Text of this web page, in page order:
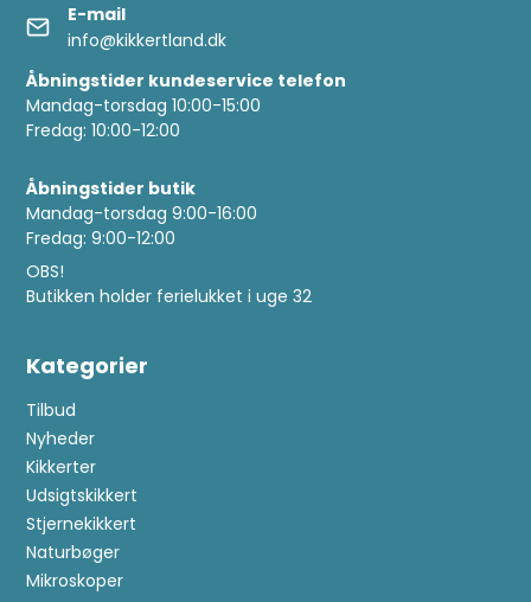
E-mail
info@kikkertland.dk
Åbningstider kundeservice telefon
Mandag-torsdag 10:00-15:00
Fredag: 10:00-12:00
Åbningstider butik
Mandag-torsdag 9:00-16:00
Fredag: 9:00-12:00
OBS!
Butikken holder ferielukket i uge 32
Kategorier
Tilbud
Nyheder
Kikkerter
Udsigtskikkert
Stjernekikkert
Naturbøger
Mikroskoper